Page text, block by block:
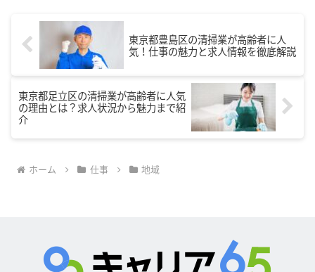
東京都豊島区の清掃業が高齢者に人
気！仕事の魅力と求人情報を徹底解説
東京都足立区の清掃業が高齢者に人気
の理由とは？求人状況から魅力まで紹
介
ホーム 仕事 地域